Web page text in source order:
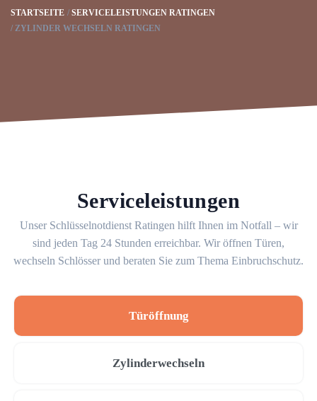
STARTSEITE
SERVICELEISTUNGEN RATINGEN
ZYLINDER WECHSELN RATINGEN
Serviceleistungen
Unser Schlüsselnotdienst Ratingen hilft Ihnen im Notfall – wir
sind jeden Tag 24 Stunden erreichbar. Wir öffnen Türen,
wechseln Schlösser und beraten Sie zum Thema Einbruchschutz.
Türöffnung
Zylinderwechseln